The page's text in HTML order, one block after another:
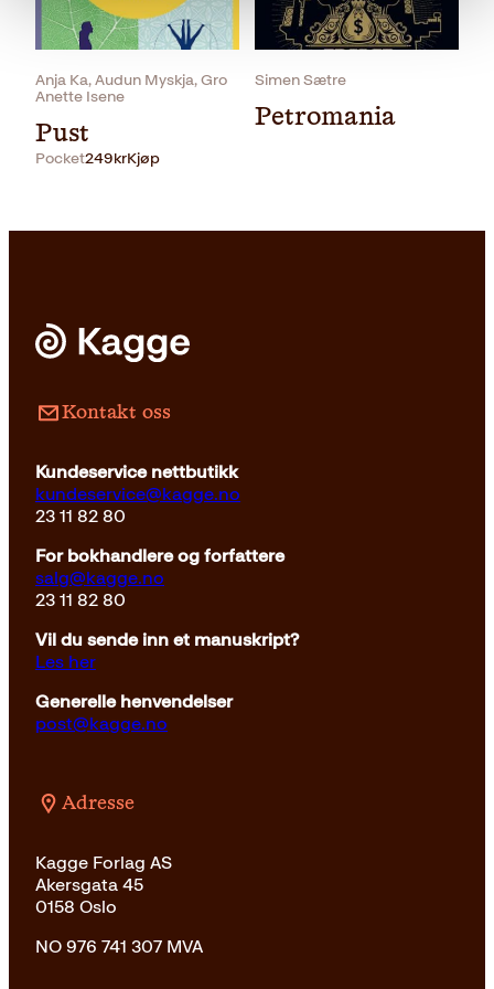
Anja Ka, Audun Myskja, Gro
Anette Isene
Pust
Pocket249krKjøp
Simen Sætre
Petromania
Kontakt oss
Kundeservice nettbutikk
kundeservice@kagge.no
23 11 82 80
For bokhandlere og forfattere
salg@kagge.no
23 11 82 80
Vil du sende inn et manuskript?
Les her
Generelle henvendelser
post@kagge.no
Adresse
Kagge Forlag AS
Akersgata 45
0158 Oslo
NO 976 741 307 MVA